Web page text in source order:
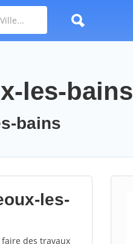
les-bains
bains
les-
des travaux